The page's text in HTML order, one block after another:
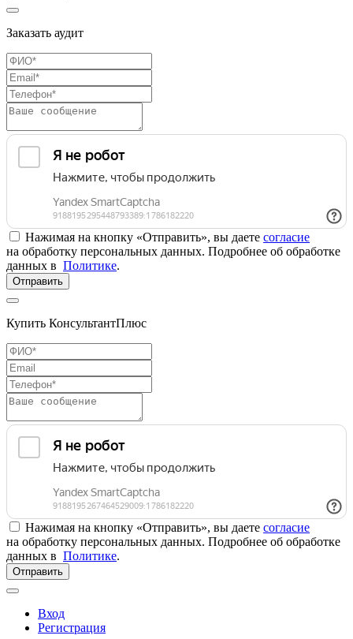
Заказать аудит
Нажимая на кнопку «Отправить», вы даете согласие
на обработку персональных данных. Подробнее об обработке
данных в Политике.
Отправить
Купить КонсультантПлюс
Нажимая на кнопку «Отправить», вы даете согласие
на обработку персональных данных. Подробнее об обработке
данных в Политике.
Отправить
Вход
Регистрация